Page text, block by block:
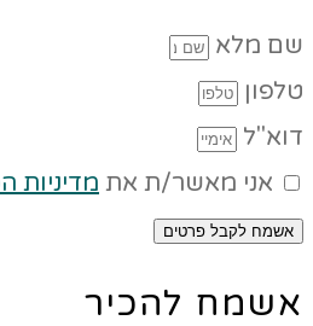
שם מלא
טלפון
דוא"ל
אני מאשר/ת את מדיניות
אשמח לקבל פרטים
אשמח להכיר